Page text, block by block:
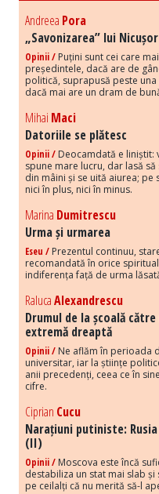
Andreea Pora
„Savonizarea” lui
Opinii / Puțini sunt cei care
președintele, dacă are de
politică, suprapusă peste
dacă mai are un dram de
Mihai Maci
Datoriile se plătesc
Opinii / Deocamdată e
spune mare lucru, dar lasă
din mâini și se uită aiurea; pe
nici în plus, nici în minus.
Marina Dumitrescu
Urma și urmarea
Eseu / Prezentul continuu,
recomandată în orice
indiferența față de urma
RalucaAlexandrescu
Drumul de la școală
extremă dreaptă
Opinii / Ne aflăm în perioada
universitar, iar la științe
anii precedenți, ceea ce în
cifre.
Ciprian Cucu
Narațiuni putiniste:
(II)
Opinii / Moscova este încă
destabiliza un stat mai slab
pe ceilalți că nu merită să-l